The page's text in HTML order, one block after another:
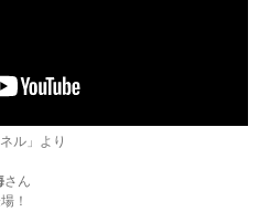
ル」より
さん
！